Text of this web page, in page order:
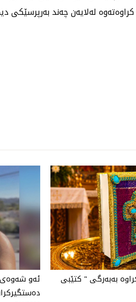
لەلایەن چەند بەرپرسێکی
بەبەرگی " كتێبی
ئەو شەوەی